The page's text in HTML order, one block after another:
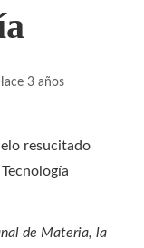
3 años
de Materia, la